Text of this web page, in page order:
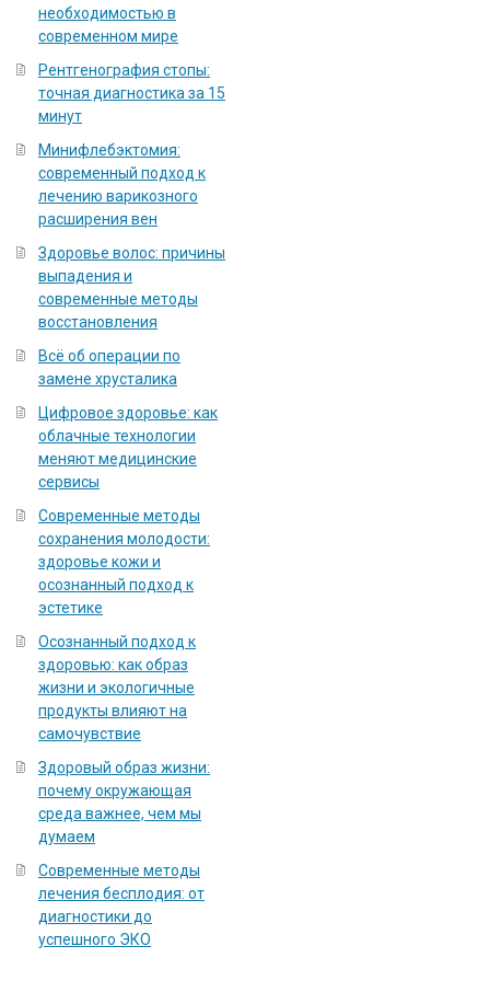
необходимостью в
современном мире
Рентгенография стопы:
точная диагностика за 15
минут
Минифлебэктомия:
современный подход к
лечению варикозного
расширения вен
Здоровье волос: причины
выпадения и
современные методы
восстановления
Всё об операции по
замене хрусталика
Цифровое здоровье: как
облачные технологии
меняют медицинские
сервисы
Современные методы
сохранения молодости:
здоровье кожи и
осознанный подход к
эстетике
Осознанный подход к
здоровью: как образ
жизни и экологичные
продукты влияют на
самочувствие
Здоровый образ жизни:
почему окружающая
среда важнее, чем мы
думаем
Современные методы
лечения бесплодия: от
диагностики до
успешного ЭКО